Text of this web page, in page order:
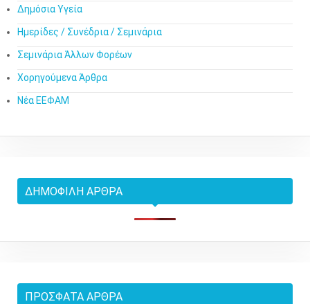
Δημόσια Υγεία
Ημερίδες / Συνέδρια / Σεμινάρια
Σεμινάρια Άλλων Φορέων
Χορηγούμενα Άρθρα
Νέα ΕΕΦΑΜ
ΔΗΜΟΦΙΛΉ ΆΡΘΡΑ
ΠΡΌΣΦΑΤΑ ΆΡΘΡΑ